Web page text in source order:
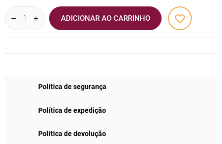
ADICIONAR AO CARRINHO favorite_border
Política de segurança
Política de expedição
Política de devolução